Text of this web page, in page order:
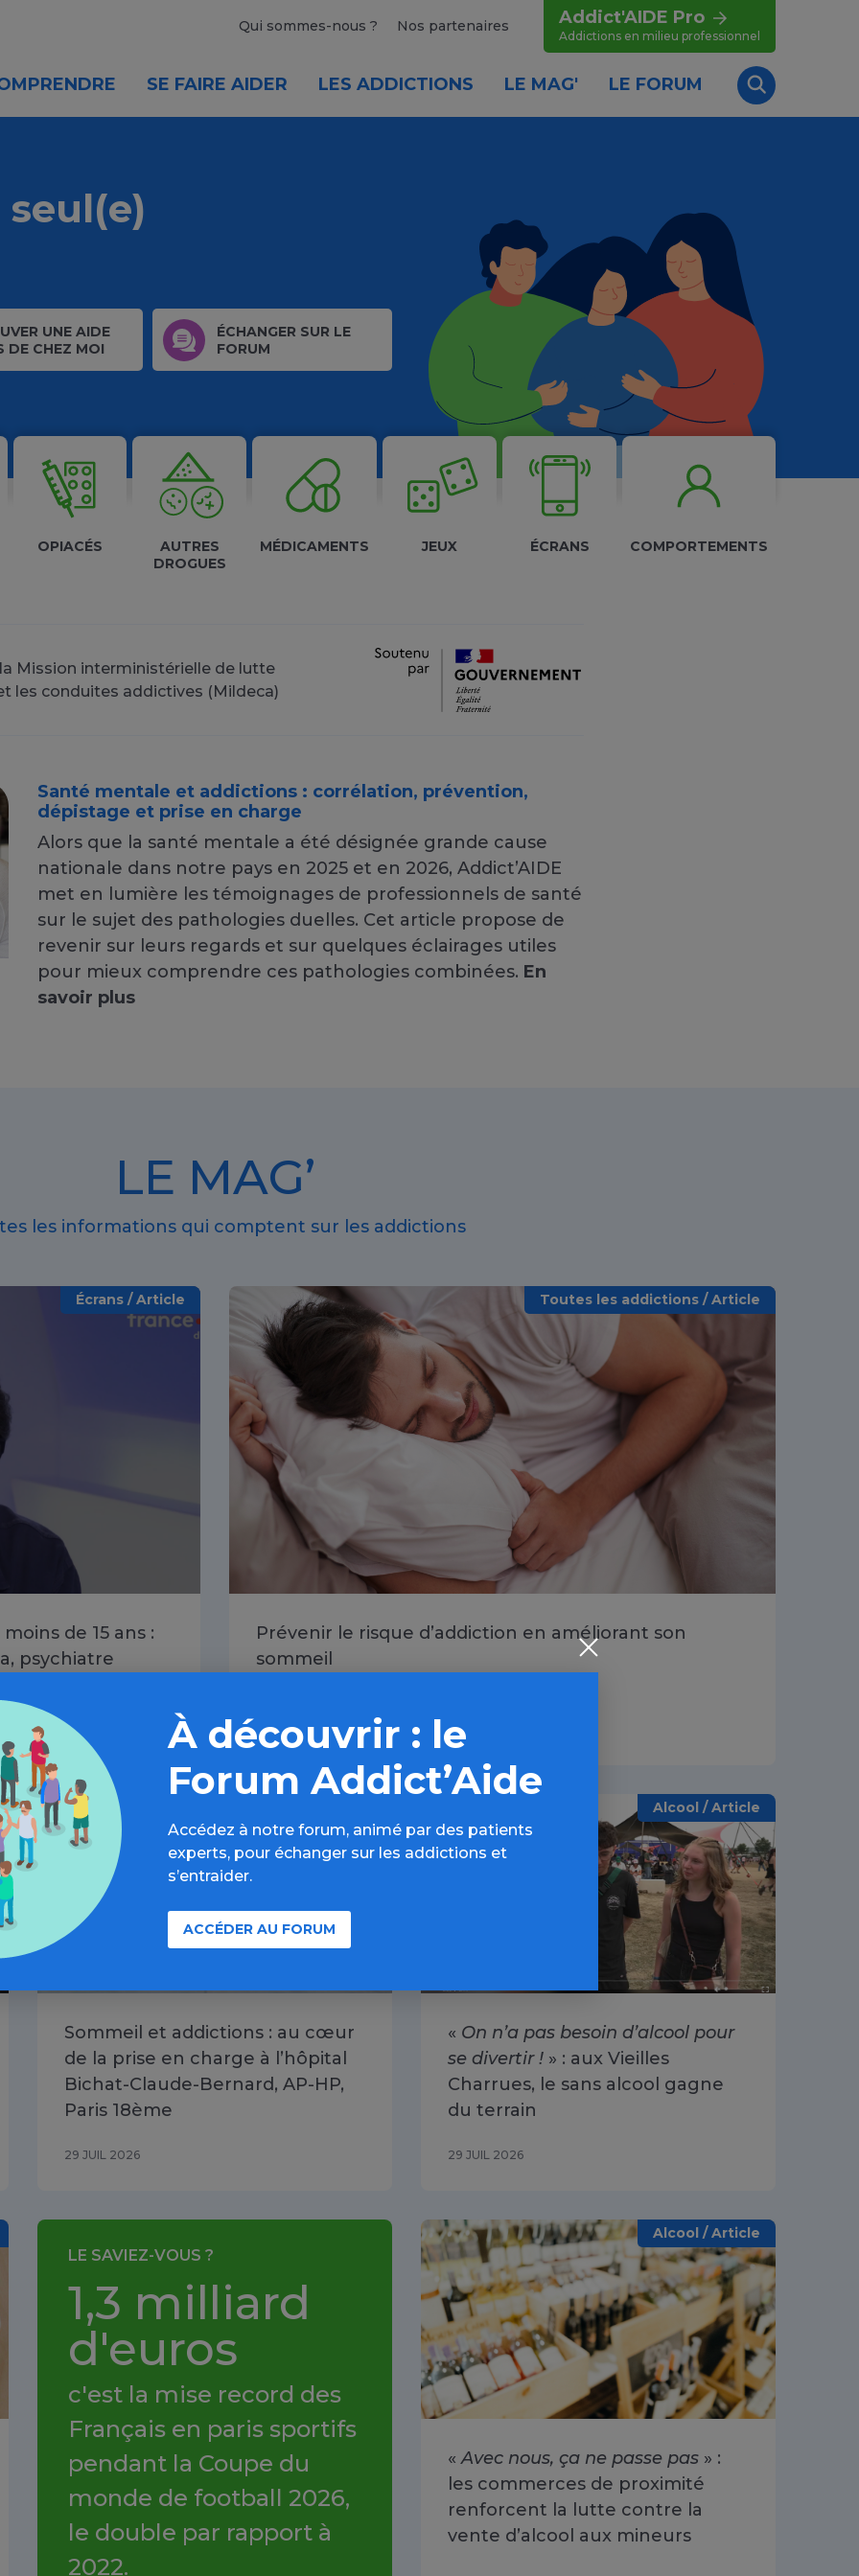
Qui sommes-nous ? Nos partenaires Addict'AIDE Pro
Addictions en milieu professionnel
SE FAIRE AIDER LES ADDICTIONS LE MAG' LE FORUM
Recherche
UNE AIDE
DE CHEZ MOI
ÉCHANGER SUR LE
FORUM
OPIACÉS
AUTRES
DROGUES
MÉDICAMENTS JEUX ÉCRANS COMPORTEMENTS
Mission interministérielle de lutte
les conduites addictives (Mildeca)
Santé mentale et addictions : corrélation, prévention,
dépistage et prise en charge
Alors que la santé mentale a été désignée grande cause
nationale dans notre pays en 2025 et en 2026, Addict’AIDE
met en lumière les témoignages de professionnels de santé
sur le sujet des pathologies duelles. Cet article propose de
revenir sur leurs regards et sur quelques éclairages utiles
pour mieux comprendre ces pathologies combinées. En
savoir plus
LE MAG’
les informations qui comptent sur les addictions
Écrans / Article
de 15 ans :
psychiatre
Toutes les addictions / Article
Prévenir le risque d’addiction en améliorant son
sommeil
29 JUIL 2026
Sommeil et addictions : au cœur
de la prise en charge à l’hôpital
Bichat-Claude-Bernard, AP-HP,
Paris 18ème
29 JUIL 2026
Alcool / Article
« On n’a pas besoin d’alcool pour
se divertir ! » : aux Vieilles
Charrues, le sans alcool gagne
du terrain
29 JUIL 2026
LE SAVIEZ-VOUS ?
1,3 milliard
d'euros
c'est la mise record des
Français en paris sportifs
pendant la Coupe du
monde de football 2026,
le double par rapport à
2022.
Alcool / Article
«Avec nous, ça ne passe pas » :
les commerces de proximité
renforcent la lutte contre la
vente d’alcool aux mineurs
À découvrir : le
Forum Addict’Aide
Accédez à notre forum, animé par des patients
experts, pour échanger sur les addictions et
s’entraider.
ACCÉDER AU FORUM